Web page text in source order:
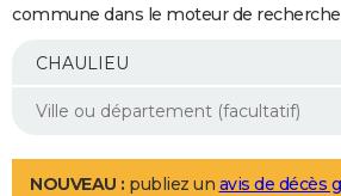
Essais
Réserver un essai
Citadines
Berlines
SUV
Forum auto
+
Mobiles
Meilleur smartphone
Internet
Ordinateurs
Jeux vidéo
Guide high-tech
Aménagement intérieur
LIFESTYLE
commune dans le moteur de recherche
NOUVEAU : publiez un avis de décès